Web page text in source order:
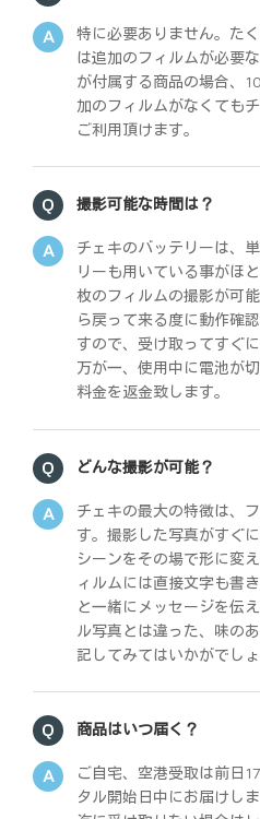
特に必要ありません。た
は追加のフィルムが必要
が付属する商品の場合、
加のフィルムがなくても
ご利用頂けます。
撮影可能な時間は？
チェキのバッテリーは、
リーも用いている事がほ
枚のフィルムの撮影が可
ら戻って来る度に動作確
すので、受け取ってすぐ
万が一、使用中に電池が
料金を返金致します。
どんな撮影が可能？
チェキの最大の特徴は、
す。撮影した写真がすぐ
シーンをその場で形に変
ィルムには直接文字も書
と一緒にメッセージを伝
ル写真とは違った、味の
記してみてはいかがでし
商品はいつ届く？
ご自宅、空港受取は前日
タル開始日中にお届けし